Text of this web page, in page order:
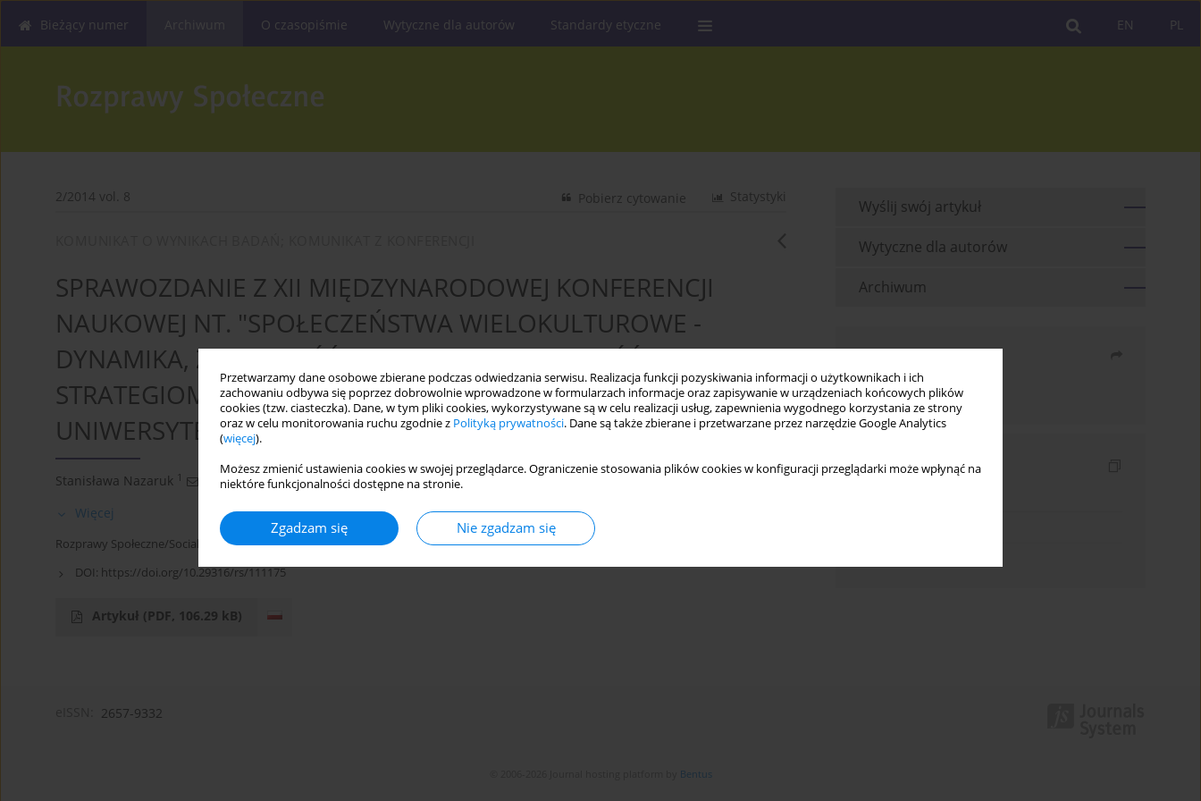
Przetwarzamy dane osobowe zbierane podczas odwiedzania serwisu. Realizacja funkcji pozyskiwania informacji o użytkownikach i ich
zachowaniu odbywa się poprzez dobrowolnie wprowadzone w formularzach informacje oraz zapisywanie w urządzeniach końcowych plików
cookies (tzw. ciasteczka). Dane, w tym pliki cookies, wykorzystywane są w celu realizacji usług, zapewnienia wygodnego korzystania ze strony
oraz w celu monitorowania ruchu zgodnie z Polityką prywatności. Dane są także zbierane i przetwarzane przez narzędzie Google Analytics
(więcej).
Możesz zmienić ustawienia cookies w swojej przeglądarce. Ograniczenie stosowania plików cookies w konfiguracji przeglądarki może wpłynąć na
niektóre funkcjonalności dostępne na stronie.
Zgadzam się Nie zgadzam się
PL
EN
Bieżący numer O czasopiśmie Wytyczne dla autorów Standardy etyczne
2/2014 vol. 8 Statystyki
Pobierz cytowanie
SPRAWOZDANIE Z XII MIĘDZYNARODOWEJ KONFERENCJI
NAUKOWEJ NT. "SPOŁECZEŃSTWA WIELOKULTUROWE -
DYNAMIKA, ZMIENNOŚĆ I NIEPRZEWIDYWALNOŚĆ. KU JAKIM
STRATEGIOM W EDUKACJI MIĘDZYKULTUROWEJ?",
UNIWERSYTET W BIAŁYMSTOKU, 25-28 MAJA 2014 R.
Stanisława Nazaruk 1
Więcej
Rozprawy Społeczne/Social Dissertations 2014;8(2):71-72
DOI: https://doi.org/10.29316/rs/111175
Artykuł (PDF, 106.29 kB)
Wyślij swój artykuł
Wytyczne dla autorów
Archiwum
Wyślij mailem
Indeksy
2657-9332
Bentus